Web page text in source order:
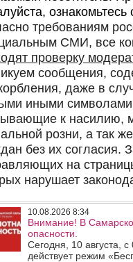
10.08.2026 8:34
Внимание! В
опасности.
Сегодня, 10 августа,
действует режим